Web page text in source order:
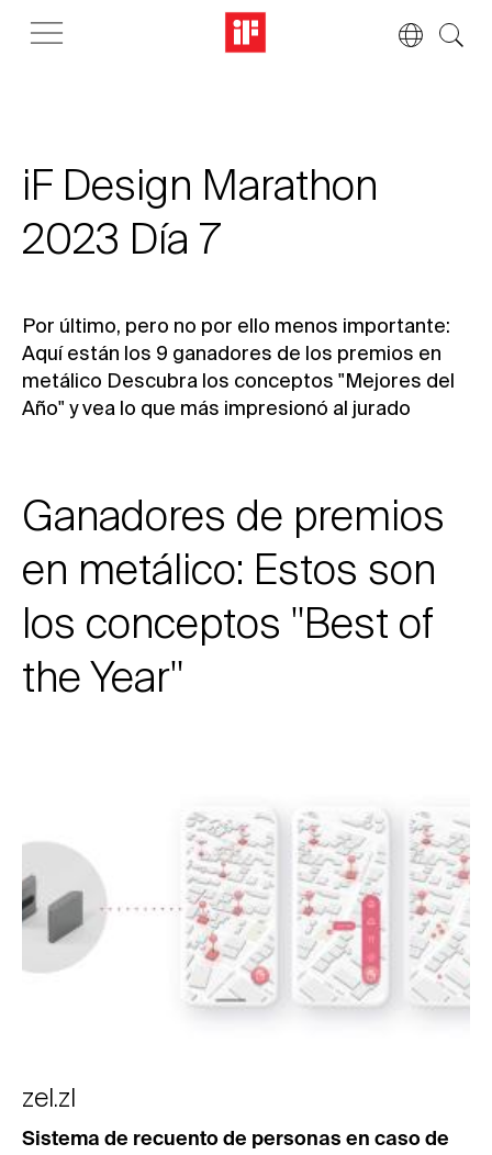
iF Design Marathon
2023 Día 7
Por último, pero no por ello menos importante:
Aquí están los 9 ganadores de los premios en
metálico Descubra los conceptos "Mejores del
Año" y vea lo que más impresionó al jurado
Ganadores de premios
en metálico: Estos son
los conceptos "Best of
the Year"
zel.zl
Sistema de recuento de personas en caso de